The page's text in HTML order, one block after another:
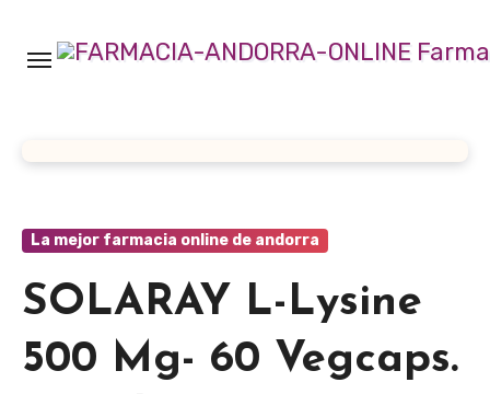
contenido
La mejor farmacia online de andorra
SOLARAY L-Lysine
500 Mg- 60 Vegcaps.